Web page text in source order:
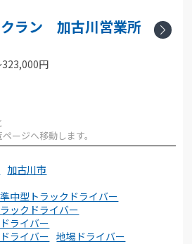
ラン 加古川営業所
円
Next
ージへ移動します。
加古川市
中型トラックドライバー
ックドライバー
ライバー
ライバー 地場ドライバー